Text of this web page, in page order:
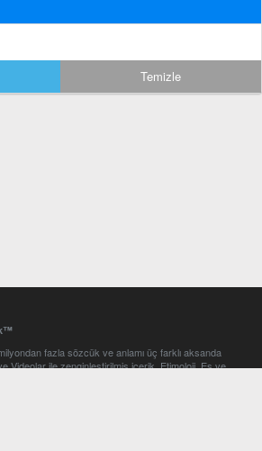
Temizle
fazla sözcük ve anlamı üç farklı aksanda
Videolar ile zenginleştirilmiş içerik. Etimoloji, Eş ve